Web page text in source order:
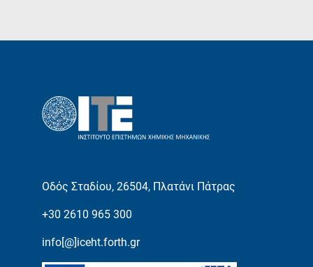
Οδός Σταδίου, 26504, Πλατάνι Πάτρας
+30 2610 965 300
info[@]iceht.forth.gr